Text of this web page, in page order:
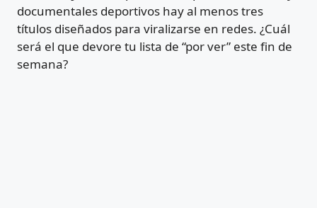
documentales deportivos hay al menos tres
títulos diseñados para viralizarse en redes. ¿Cuál
será el que devore tu lista de “por ver” este fin de
semana?